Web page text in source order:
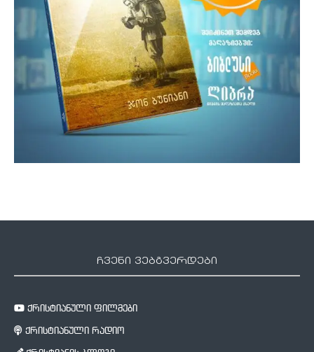
ჩვენი ვებგვერდები
ქრისტიანული ფილმები
ქრისტიანული რადიო